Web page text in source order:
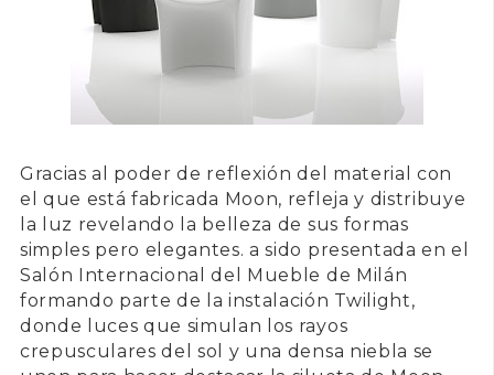
Gracias al poder de reflexión del material con
el que está fabricada Moon, refleja y distribuye
la luz revelando la belleza de sus formas
simples pero elegantes. a sido presentada en el
Salón Internacional del Mueble de Milán
formando parte de la instalación Twilight,
donde luces que simulan los rayos
crepusculares del sol y una densa niebla se